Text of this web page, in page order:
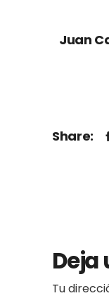
Juan
Share:
Deja
Tu